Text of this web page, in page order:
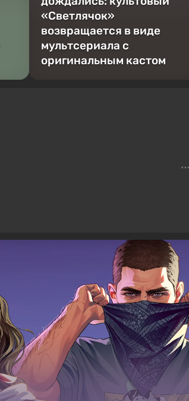
«Светлячок»
возвращается в виде
мультсериала с
оригинальным кастом